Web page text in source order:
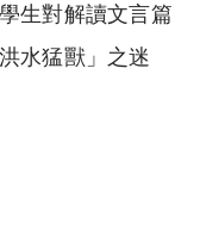
生對解讀文言篇
水猛獸」之迷